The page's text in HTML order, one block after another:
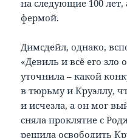
на следующие 100 лет,
фермой.
Димсдейл, однако,
«Девиль и всё его зло
уточнила – какой
в тюрьму и Круэллу,
и исчезла, а он мог
сняла проклятие с
решила освободить